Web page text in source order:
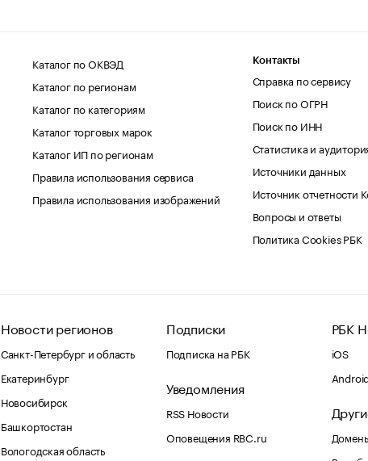
Каталог по ОКВЭД
Каталог по регионам
Каталог по категориям
Каталог торговых марок
Каталог ИП по регионам
Правила использования сервиса
Правила использования изображений
Контакты
Справка по сервису
Поиск по ОГРН
Поиск по ИНН
Статистика и
Источники данных
Источник отчетности
Вопросы и ответы
Политика Cookies РБК
Новости регионов
Санкт-Петербург и область
Екатеринбург
Новосибирск
Башкортостан
Вологодская область
Подписки
Подписка на РБК
Уведомления
RSS Новости
Оповещения RBC.ru
РБК
iOS